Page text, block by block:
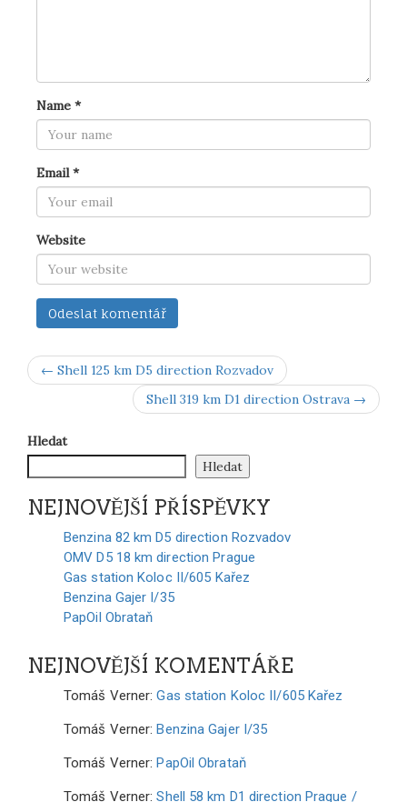
Name *
Email*
Website
← Shell 125 km D5 direction Rozvadov
Shell 319 km D1 direction Ostrava →
Hledat
Hledat
NEJNOVĚJŠÍ PŘÍSPĚVKY
Benzina 82 km D5 direction Rozvadov
OMV D5 18 km direction Prague
Gas station Koloc II/605 Kařez
Benzina Gajer I/35
PapOil Obrataň
NEJNOVĚJŠÍ KOMENTÁŘE
Tomáš Verner:Gas station Koloc II/605 Kařez
Tomáš Verner:Benzina Gajer I/35
Tomáš Verner:PapOil Obrataň
Tomáš Verner:Shell 58 km D1 direction Prague /